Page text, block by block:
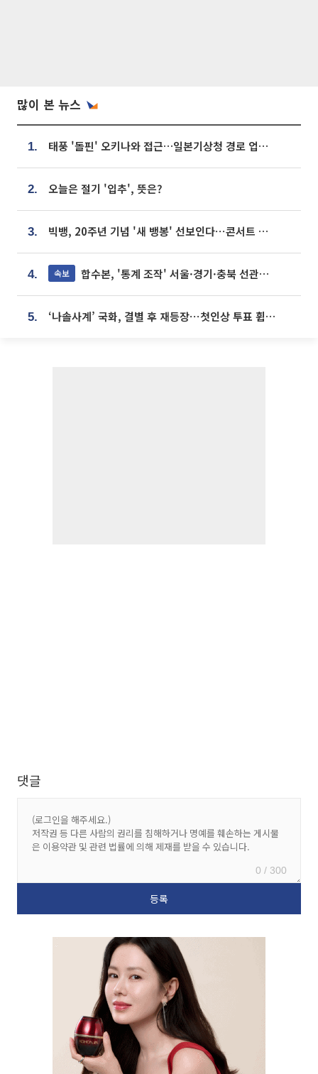
많이 본 뉴스
1. 태풍 '돌핀' 오키나와 접근…일본기상청 경로 업데이트
2. 오늘은 절기 '입추', 뜻은?
3. 빅뱅, 20주년 기념 '새 뱅봉' 선보인다⋯콘서트 앞두고 팝업 개최
4. 속보 합수본, '통계 조작' 서울·경기·충북 선관위 등 추가 압수수색
5. ‘나솔사계’ 국화, 결별 후 재등장⋯첫인상 투표 휩쓸고 ‘인기녀’ 등극
댓글
0 / 300